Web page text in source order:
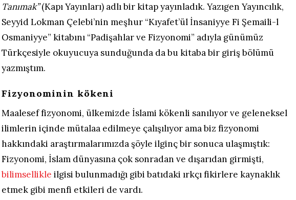
Tanımak”(Kapı Yayınları) adlı bir kitap yayınladık. Yazıgen Yayıncılık,
Seyyid Lokman Çelebi’nin meşhur “Kıyafet’ül İnsaniyye Fi Şemaili-l
Osmaniyye” kitabını “Padişahlar ve Fizyonomi” adıyla günümüz
Türkçesiyle okuyucuya sunduğunda da bu kitaba bir giriş bölümü
yazmıştım.
Fizyonominin kökeni
Maalesef fizyonomi, ülkemizde İslami kökenli sanılıyor ve geleneksel
ilimlerin içinde mütalaa edilmeye çalışılıyor ama biz fizyonomi
hakkındaki araştırmalarımızda şöyle ilginç bir sonuca ulaşmıştık:
Fizyonomi, İslam dünyasına çok sonradan ve dışarıdan girmişti,
bilimsellikle ilgisi bulunmadığı gibi batıdaki ırkçı fikirlere kaynaklık
etmek gibi menfi etkileri de vardı.